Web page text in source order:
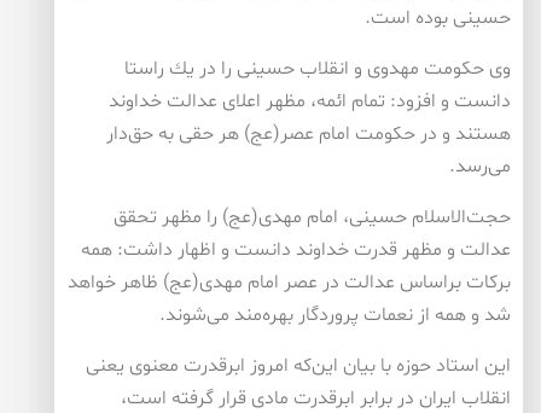
حسینی بوده است.
وی حكومت مهدوی و انقلاب حسینی را در یك راستا
دانست و افزود: تمام ائمه، مظهر اعلای عدالت خداوند
هستند و در حكومت امام عصر(عج) هر حقی به حق‌دار
می‌رسد.
حجت‌الاسلام حسینی، امام مهدی(عج) را مظهر تحقق
عدالت و مظهر قدرت خداوند دانست و اظهار داشت: همه
بركات براساس عدالت در عصر امام مهدی(عج) ظاهر خواهد
شد و همه از نعمات پروردگار بهره‌مند می‌شوند.
این استاد حوزه با بیان این‌كه امروز ابرقدرت معنوی یعنی
انقلاب ایران در برابر ابرقدرت مادی قرار گرفته است،